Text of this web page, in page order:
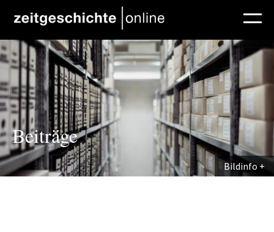
Direkt zum Inhalt
Beiträge
Bildinfo